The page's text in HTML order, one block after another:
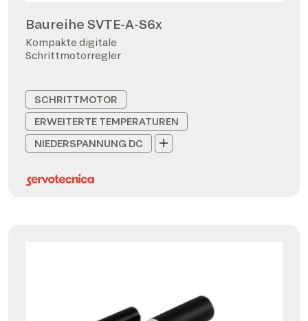
Baureihe SVTE-A-S6x
Kompakte digitale
Schrittmotorregler
SCHRITTMOTOR
ERWEITERTE TEMPERATUREN
NIEDERSPANNUNG DC